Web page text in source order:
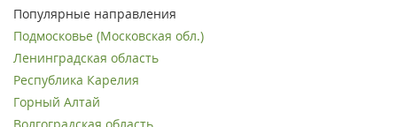
Популярные направления
Подмосковье (Московская обл.)
Ленинградская область
Республика Карелия
Горный Алтай